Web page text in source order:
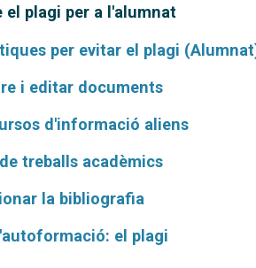
el plagi per a l'alumnat
per evitar el plagi
i editar documents
d'informació aliens
treballs acadèmics
la bibliografia
el plagi